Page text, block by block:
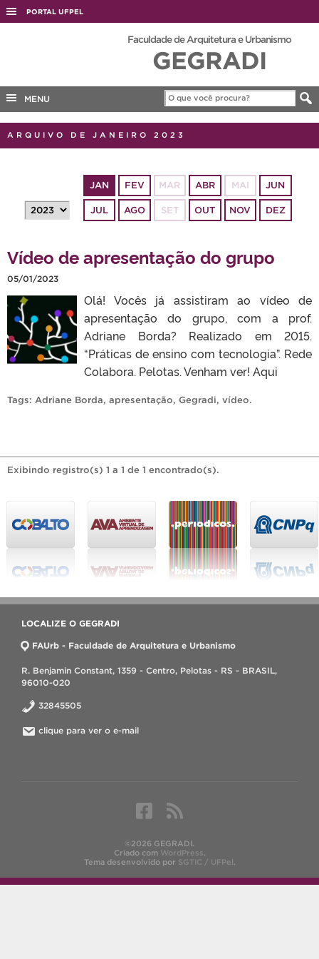
PORTAL UFPEL
EDITAIS
PORTARIAS
Faculdade de Arquitetura e Urbanismo
GEGRADI
MENU
ARQUIVO DE JANEIRO 2023
JAN FEV MAR ABR MAI JUN
JUL AGO SET OUT NOV DEZ
Vídeo de apresentação do grupo
05/01/2023
Olá! Vocês já assistiram ao vídeo de
apresentação do grupo, com a prof.
Adriane Borda? Realizado em 2015.
“Práticas de ensino com tecnologia”. Rede
Colabora. Pelotas. Venham ver! Aqui
Tags: Adriane Borda, apresentação, Gegradi, vídeo.
Exibindo registro(s) 1 a 1 de 1 encontrado(s).
LOCALIZE O GEGRADI
FAUrb - Faculdade de Arquitetura e Urbanismo
R. Benjamin Constant, 1359 - Centro, Pelotas - RS - BRASIL,
96010-020
32845505
clique para ver o e-mail
©2026 GEGRADI.
Criado com WordPress.
Tema desenvolvido por SGTIC / UFPel.